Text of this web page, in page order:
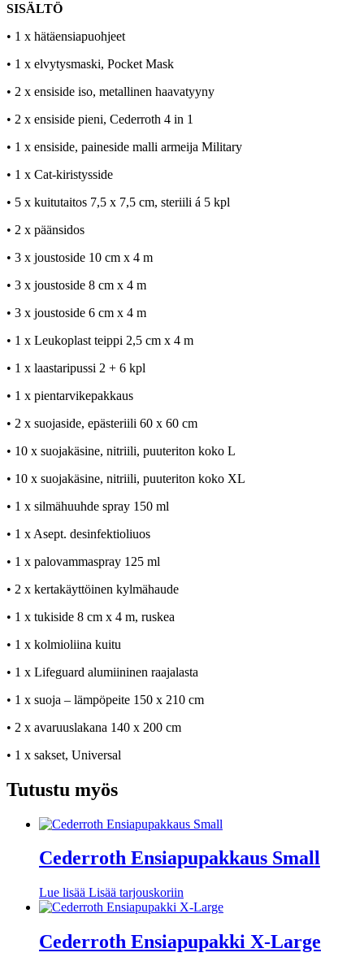
SISÄLTÖ
• 1 x hätäensiapuohjeet
• 1 x elvytysmaski, Pocket Mask
• 2 x ensiside iso, metallinen haavatyyny
• 2 x ensiside pieni, Cederroth 4 in 1
• 1 x ensiside, paineside malli armeija Military
• 1 x Cat-kiristysside
• 5 x kuitutaitos 7,5 x 7,5 cm, steriili á 5 kpl
• 2 x päänsidos
• 3 x joustoside 10 cm x 4 m
• 3 x joustoside 8 cm x 4 m
• 3 x joustoside 6 cm x 4 m
• 1 x Leukoplast teippi 2,5 cm x 4 m
• 1 x laastaripussi 2 + 6 kpl
• 1 x pientarvikepakkaus
• 2 x suojaside, epästeriili 60 x 60 cm
• 10 x suojakäsine, nitriili, puuteriton koko L
• 10 x suojakäsine, nitriili, puuteriton koko XL
• 1 x silmähuuhde spray 150 ml
• 1 x Asept. desinfektioliuos
• 1 x palovammaspray 125 ml
• 2 x kertakäyttöinen kylmähaude
• 1 x tukiside 8 cm x 4 m, ruskea
• 1 x kolmioliina kuitu
• 1 x Lifeguard alumiininen raajalasta
• 1 x suoja – lämpöpeite 150 x 210 cm
• 2 x avaruuslakana 140 x 200 cm
• 1 x sakset, Universal
Tutustu myös
Cederroth Ensiapupakkaus Small
Lue lisää Lisää tarjouskoriin
Cederroth Ensiapupakki X-Large